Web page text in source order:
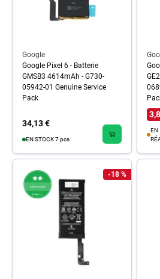
Google
Google Pixel 6 - Batterie
GMSB3 4614mAh - G730-
05942-01 Genuine Service
Pack
34,13 €
EN STOCK 7 pcs
EN
-18 %